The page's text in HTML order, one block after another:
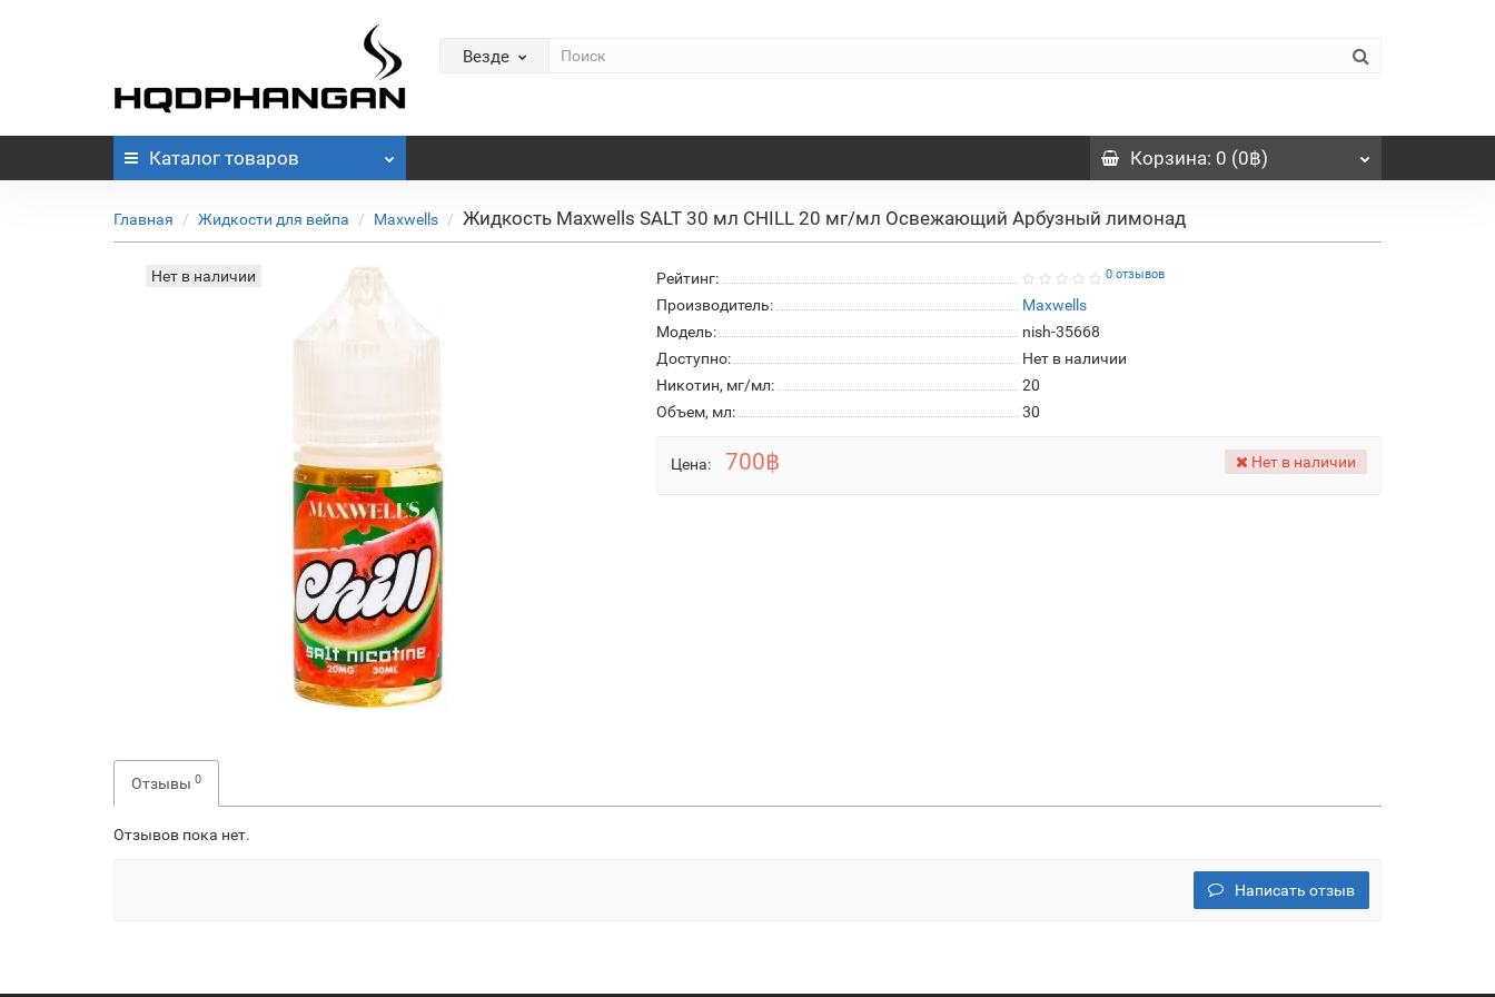
Везде
Каталог товаров Корзина: 0 (0฿)
Главная Жидкости для вейпа Maxwells Жидкость Maxwells SALT 30 мл CHILL 20 мг/мл Освежающий Арбузный лимонад
Нет в наличии Рейтинг: 0 отзывов
Производитель:
Maxwells
Модель:
nish-35668
Доступно:
Нет в наличии
Никотин, мг/мл:
20
Объем, мл:
30
Цена: 700฿ Нет в наличии
Отзывы 0
Отзывов пока нет.
Написать отзыв